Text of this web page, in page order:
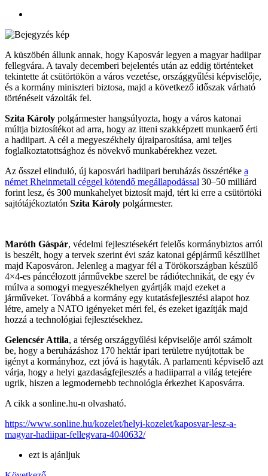
A küszöbén állunk annak, hogy Kaposvár legyen a magyar hadiipar
fellegvára. A tavaly decemberi bejelentés után az eddig történteket
tekintette át csütörtökön a város vezetése, országgyűlési képviselője,
és a kormány miniszteri biztosa, majd a következő időszak várható
történéseit vázolták fel.
Szita Károly polgármester hangsúlyozta, hogy a város katonai
múltja biztosítékot ad arra, hogy az itteni szakképzett munkaerő érti
a hadiipart. A cél a megyeszékhely újraiparosítása, ami teljes
foglalkoztatottsághoz és növekvő munkabérekhez vezet.
Az ősszel elinduló, új kaposvári hadiipari beruházás összértéke a
német Rheinmetall céggel kötendő megállapodással 30–50 milliárd
forint lesz, és 300 munkahelyet biztosít majd, tért ki erre a csütörtöki
sajtótájékoztatón Szita Károly polgármester.
Maróth Gáspár, védelmi fejlesztésekért felelős kormánybiztos arról
is beszélt, hogy a tervek szerint évi száz katonai gépjármű készülhet
majd Kaposváron. Jelenleg a magyar fél a Törökországban készülő
4×4-es páncélozott járművekbe szerel be rádiótechnikát, de egy év
múlva a somogyi megyeszékhelyen gyártják majd ezeket a
járműveket. Továbbá a kormány egy kutatásfejlesztési alapot hoz
létre, amely a NATO igényeket méri fel, és ezeket igazítják majd
hozzá a technológiai fejlesztésekhez.
Gelencsér Attila, a térség országgyűlési képviselője arról számolt
be, hogy a beruházáshoz 170 hektár ipari területre nyújtottak be
igényt a kormányhoz, ezt jóvá is hagyták. A parlamenti képviselő azt
várja, hogy a helyi gazdaságfejlesztés a hadiiparral a világ tetejére
ugrik, hiszen a legmodernebb technológia érkezhet Kaposvárra.
A cikk a sonline.hu-n olvasható.
https://www.sonline.hu/kozelet/helyi-kozelet/kaposvar-lesz-a-
magyar-hadiipar-fellegvara-4040632/
ezt is ajánljuk